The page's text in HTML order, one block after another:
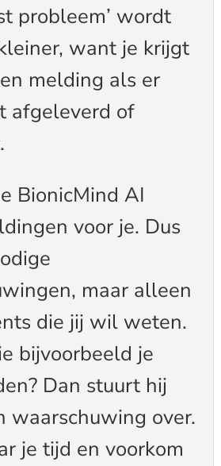
probleem’ wordt
want je krijgt
melding als er
afgeleverd of
BionicMind AI
voor je. Dus
maar alleen
die jij wil weten.
bijvoorbeeld je
Dan stuurt hij
waarschuwing over.
je tijd en voorkom